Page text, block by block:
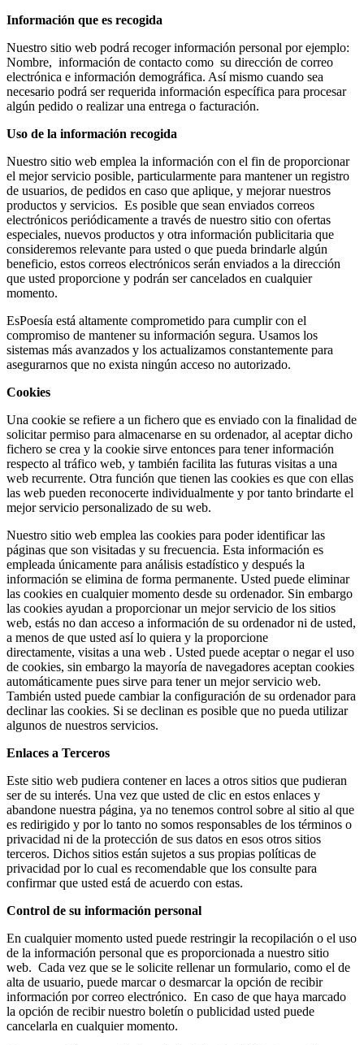
Información que es recogida
Nuestro sitio web podrá recoger información personal por ejemplo:
Nombre, información de contacto como su dirección de correo
electrónica e información demográfica. Así mismo cuando sea
necesario podrá ser requerida información específica para procesar
algún pedido o realizar una entrega o facturación.
Uso de la información recogida
Nuestro sitio web emplea la información con el fin de proporcionar
el mejor servicio posible, particularmente para mantener un registro
de usuarios, de pedidos en caso que aplique, y mejorar nuestros
productos y servicios. Es posible que sean enviados correos
electrónicos periódicamente a través de nuestro sitio con ofertas
especiales, nuevos productos y otra información publicitaria que
consideremos relevante para usted o que pueda brindarle algún
beneficio, estos correos electrónicos serán enviados a la dirección
que usted proporcione y podrán ser cancelados en cualquier
momento.
EsPoesía está altamente comprometido para cumplir con el
compromiso de mantener su información segura. Usamos los
sistemas más avanzados y los actualizamos constantemente para
asegurarnos que no exista ningún acceso no autorizado.
Cookies
Una cookie se refiere a un fichero que es enviado con la finalidad de
solicitar permiso para almacenarse en su ordenador, al aceptar dicho
fichero se crea y la cookie sirve entonces para tener información
respecto al tráfico web, y también facilita las futuras visitas a una
web recurrente. Otra función que tienen las cookies es que con ellas
las web pueden reconocerte individualmente y por tanto brindarte el
mejor servicio personalizado de su web.
Nuestro sitio web emplea las cookies para poder identificar las
páginas que son visitadas y su frecuencia. Esta información es
empleada únicamente para análisis estadístico y después la
información se elimina de forma permanente. Usted puede eliminar
las cookies en cualquier momento desde su ordenador. Sin embargo
las cookies ayudan a proporcionar un mejor servicio de los sitios
web, estás no dan acceso a información de su ordenador ni de usted,
a menos de que usted así lo quiera y la proporcione
directamente, visitas a una web . Usted puede aceptar o negar el uso
de cookies, sin embargo la mayoría de navegadores aceptan cookies
automáticamente pues sirve para tener un mejor servicio web.
También usted puede cambiar la configuración de su ordenador para
declinar las cookies. Si se declinan es posible que no pueda utilizar
algunos de nuestros servicios.
Enlaces a Terceros
Este sitio web pudiera contener en laces a otros sitios que pudieran
ser de su interés. Una vez que usted de clic en estos enlaces y
abandone nuestra página, ya no tenemos control sobre al sitio al que
es redirigido y por lo tanto no somos responsables de los términos o
privacidad ni de la protección de sus datos en esos otros sitios
terceros. Dichos sitios están sujetos a sus propias políticas de
privacidad por lo cual es recomendable que los consulte para
confirmar que usted está de acuerdo con estas.
Control de su información personal
En cualquier momento usted puede restringir la recopilación o el uso
de la información personal que es proporcionada a nuestro sitio
web. Cada vez que se le solicite rellenar un formulario, como el de
alta de usuario, puede marcar o desmarcar la opción de recibir
información por correo electrónico. En caso de que haya marcado
la opción de recibir nuestro boletín o publicidad usted puede
cancelarla en cualquier momento.